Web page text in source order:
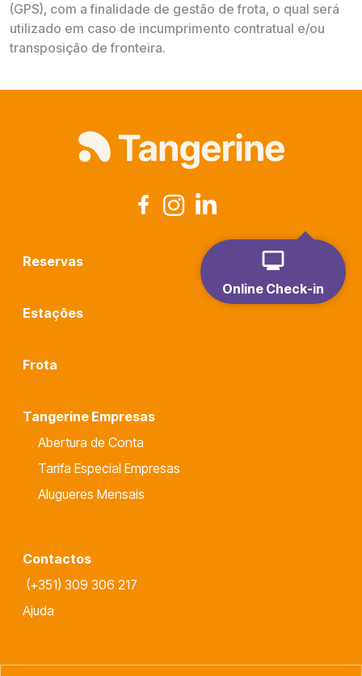
(GPS), com a finalidade de gestão de frota, o qual será
utilizado em caso de incumprimento contratual e/ou
transposição de fronteira.
Reservas
Estações
Frota
Tangerine Empresas
Abertura de Conta
Tarifa Especial Empresas
Alugueres Mensais
Contactos
(+351) 309 306 217
Ajuda
Online Check-in